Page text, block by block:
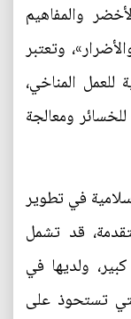
والمفاهيم
وتعتبر
للعمل المناخي،
ومعالجة
في تطوير
قد تشمل
ولديها في
تستحوذ على